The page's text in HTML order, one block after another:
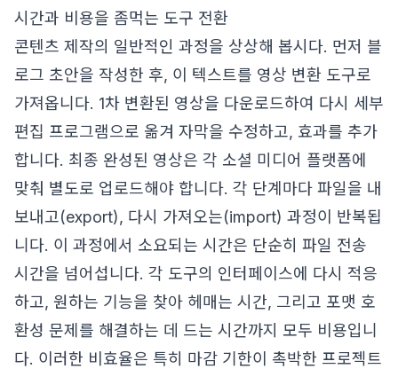
시간과 비용을 좀먹는 도구 전환
콘텐츠 제작의 일반적인 과정을 상상해 봅시다. 먼저 블
로그 초안을 작성한 후, 이 텍스트를 영상 변환 도구로
가져옵니다. 1차 변환된 영상을 다운로드하여 다시 세부
편집 프로그램으로 옮겨 자막을 수정하고, 효과를 추가
합니다. 최종 완성된 영상은 각 소셜 미디어 플랫폼에
맞춰 별도로 업로드해야 합니다. 각 단계마다 파일을 내
보내고(export), 다시 가져오는(import) 과정이 반복됩
니다. 이 과정에서 소요되는 시간은 단순히 파일 전송
시간을 넘어섭니다. 각 도구의 인터페이스에 다시 적응
하고, 원하는 기능을 찾아 헤매는 시간, 그리고 포맷 호
환성 문제를 해결하는 데 드는 시간까지 모두 비용입니
다. 이러한 비효율은 특히 마감 기한이 촉박한 프로젝트